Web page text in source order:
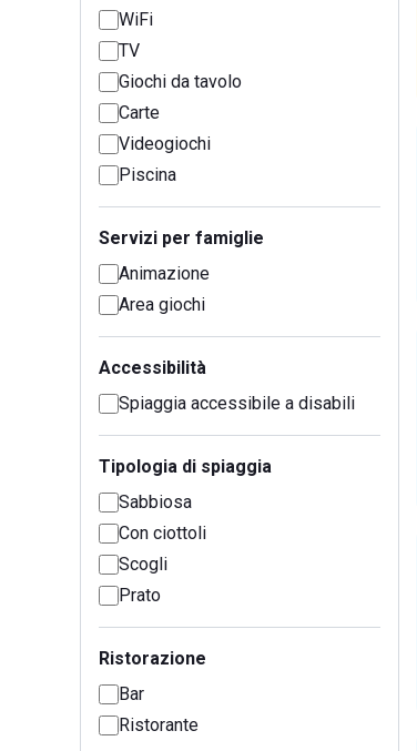
WiFi
TV
Giochi da tavolo
Carte
Videogiochi
Piscina
Servizi per famiglie
Animazione
Area giochi
Accessibilità
Spiaggia accessibile a disabili
Tipologia di spiaggia
Sabbiosa
Con ciottoli
Scogli
Prato
Ristorazione
Bar
Ristorante